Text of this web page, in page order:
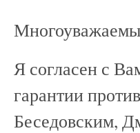
Я согласен с
гарантии
Беседовским,